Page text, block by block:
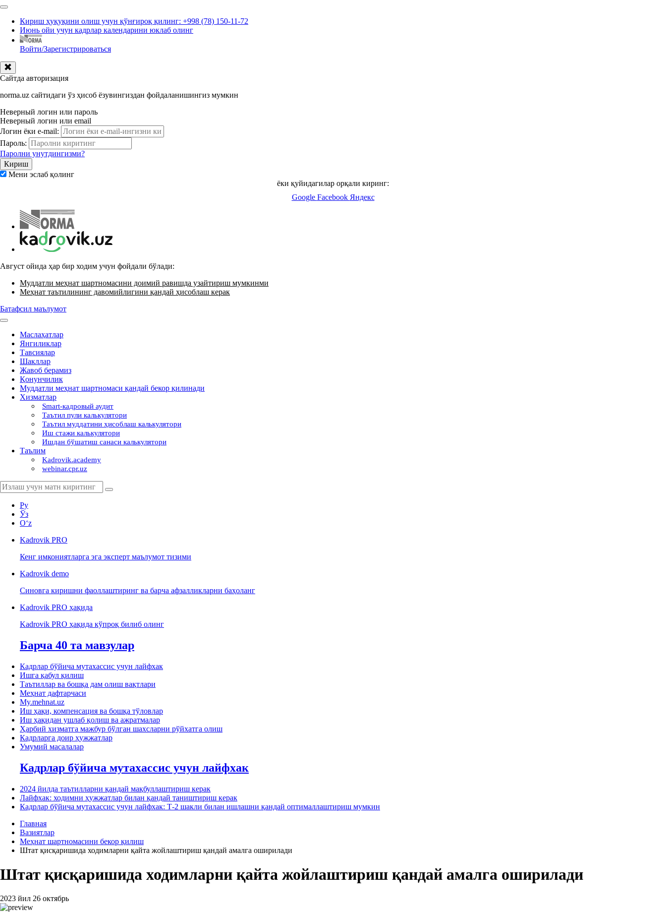
Кириш ҳуқуқини олиш учун қўнғироқ қилинг: +998 (78) 150-11-72
Июнь ойи учун кадрлар календарини юклаб олинг
Войти/Зарегистрироваться
Сайтда авторизация
norma.uz сайтидаги ўз ҳисоб ёзувингиздан фойдаланишингиз мумкин
Неверный логин или пароль
Неверный логин или email
Логин ёки e-mail:
Пароль:
Паролни унутдингизми?
Мени эслаб қолинг
ёки қуйидагилар орқали киринг:
Google Facebook Яндекс
Август ойида ҳар бир ходим учун фойдали бўлади:
Муддатли меҳнат шартномасини доимий равишда узайтириш мумкинми
Меҳнат таътилининг давомийлигини қандай ҳисоблаш керак
Батафсил маълумот
Маслаҳатлар
Янгиликлар
Тавсиялар
Шакллар
Жавоб берамиз
Қонунчилик
Муддатли меҳнат шартномаси қандай бекор қилинади
Хизматлар
Smart-кадровый аудит
Таътил пули калькулятори
Таътил муддатини ҳисоблаш калькулятори
Иш стажи калькулятори
Ишдан бўшатиш санаси калькулятори
Таълим
Kadrovik.academy
webinar.cpr.uz
Ру
Ўз
Oʻz
Kadrovik PRO
Кенг имкониятларга эга эксперт маълумот тизими
Kadrovik demo
Синовга киришни фаоллаштиринг ва барча афзалликларни баҳоланг
Kadrovik PRO ҳақида
Kadrovik PRO ҳақида кўпроқ билиб олинг
Барча 40 та мавзулар
Кадрлар бўйича мутахассис учун лайфхак
Ишга қабул қилиш
Таътиллар ва бошқа дам олиш вақтлари
Меҳнат дафтарчаси
My.mehnat.uz
Иш ҳақи, компенсация ва бошқа тўловлар
Иш ҳақидан ушлаб қолиш ва ажратмалар
Ҳарбий хизматга мажбур бўлган шахсларни рўйхатга олиш
Кадрларга доир ҳужжатлар
Умумий масалалар
Кадрлар бўйича мутахассис учун лайфхак
2024 йилда таътилларни қандай мақбуллаштириш керак
Лайфхак: ходимни ҳужжатлар билан қандай таништириш керак
Кадрлар бўйича мутахассис учун лайфхак: Т-2 шакли билан ишлашни қандай оптималлаштириш мумкин
Главная
Вазиятлар
Меҳнат шартномасини бекор қилиш
Штат қисқаришида ходимларни қайта жойлаштириш қандай амалга оширилади
Штат қисқаришида ходимларни қайта жойлаштириш қандай амалга оширилади
2023 йил 26 октябрь